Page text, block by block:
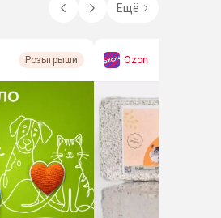
Ещё
Розыгрыши Ozon